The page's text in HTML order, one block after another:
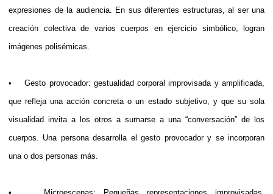
expresiones de la audiencia. En sus diferentes estructuras, al ser una
creación colectiva de varios cuerpos en ejercicio simbólico, logran
imágenes polisémicas.
• Gesto provocador: gestualidad corporal improvisada y amplificada,
que refleja una acción concreta o un estado subjetivo, y que su sola
visualidad invita a los otros a sumarse a una “conversación” de los
cuerpos. Una persona desarrolla el gesto provocador y se incorporan
una o dos personas más.